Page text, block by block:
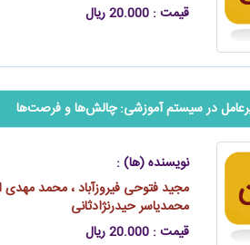
قیمت : 20.000 ریال
در سیستم آموزشی: چالش‌ها و فرصت‌ها
نویسنده (ها) :
مجید فتوحی فیروزآباد ، محمد مهدی
محمدیاسر حیدرنژادثانی
قیمت : 20.000 ریال